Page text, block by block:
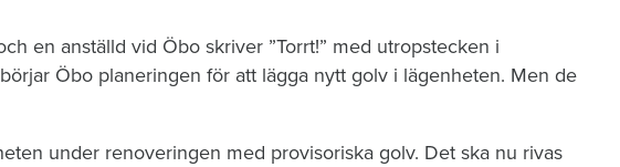
en anställd vid Öbo skriver ”Torrt!” med utropstecken i
Öbo planeringen för att lägga nytt golv i lägenheten. Men de
under renoveringen med provisoriska golv. Det ska nu rivas